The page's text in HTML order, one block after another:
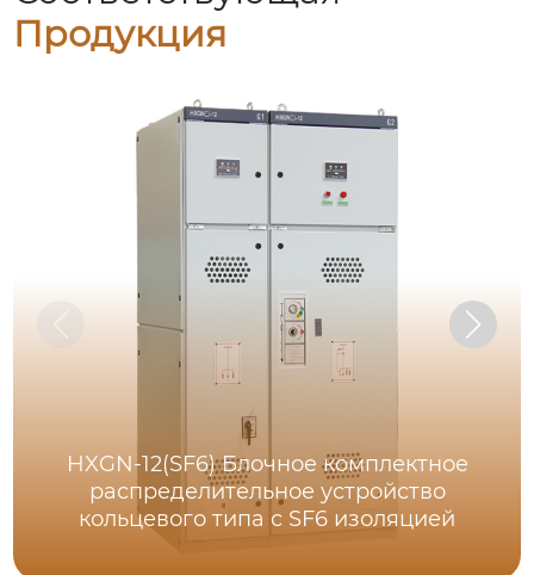
Продукция
HXGN-12(SF6) Блочное комплектное
распределительное устройство
кольцевого типа с SF6 изоляцией